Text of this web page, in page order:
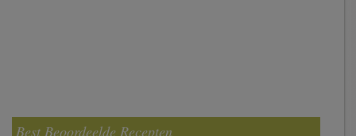
Best Beoordeelde Recepten